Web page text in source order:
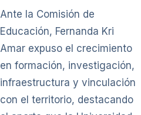
Ante la Comisión de
Educación, Fernanda Kri
Amar expuso el crecimiento
en formación, investigación,
infraestructura y vinculación
con el territorio, destacando